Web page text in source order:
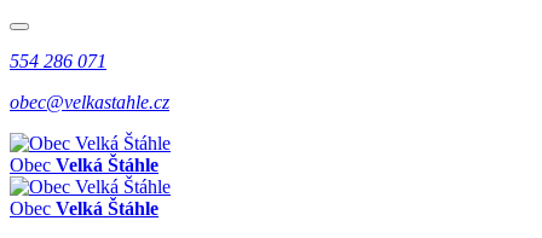
554 286 071
obec@velkastahle.cz
Obec Velká Štáhle
Obec Velká Štáhle